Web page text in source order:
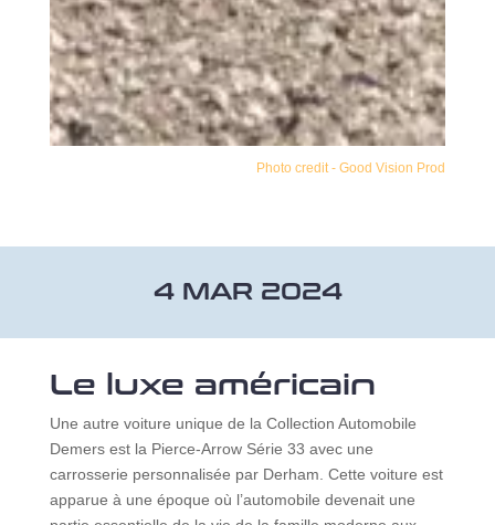
Photo credit - Good Vision Prod
4 MAR 2024
Le luxe américain
Une autre voiture unique de la Collection Automobile
Demers est la Pierce-Arrow Série 33 avec une
carrosserie personnalisée par Derham. Cette voiture est
apparue à une époque où l’automobile devenait une